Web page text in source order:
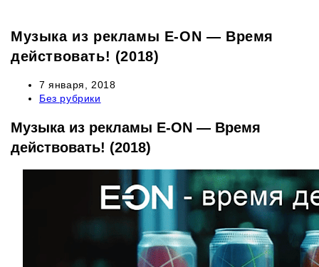
Музыка из рекламы E-ON — Время
действовать! (2018)
Запись
опубликована:
7 января, 2018
Рубрика
Без рубрики
Музыка из рекламы E-ON — Время
действовать! (2018)